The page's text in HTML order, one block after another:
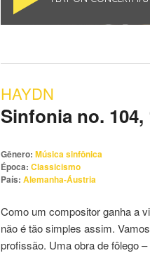
HAYDN
Sinfonia no. 104,
Gênero: Música sinfônica
Época: Classicismo
País: Alemanha-Áustria
Como um compositor ganha a
não é tão simples assim.
profissão. Uma obra de fôlego